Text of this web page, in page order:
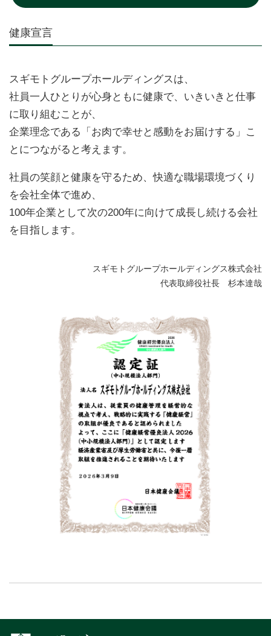
健康宣言
スギモトグループホールディングスは、
社員一人ひとりが心身ともに健康で、いきいきと仕事
に取り組むことが、
企業理念である「お肉で幸せと感動をお届けする」こ
とにつながると考えます。
社員の笑顔と健康を守るため、快適な職場環境づくり
を会社全体で進め、
100年企業として次の200年に向けて成長し続ける会社
を目指します。
スギモトグループホールディングス株式会社
代表取締役社長 杉本達哉